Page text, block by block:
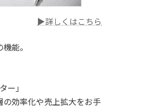
▶詳しくはこちら
能。
ー」
の効率化や売上拡大をお手